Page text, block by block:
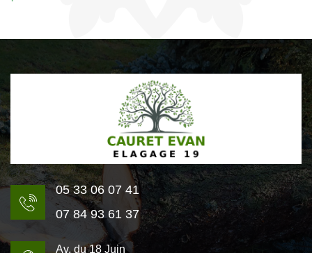
05 33 06 07 41
07 84 93 61 37
Av. du 18 Juin